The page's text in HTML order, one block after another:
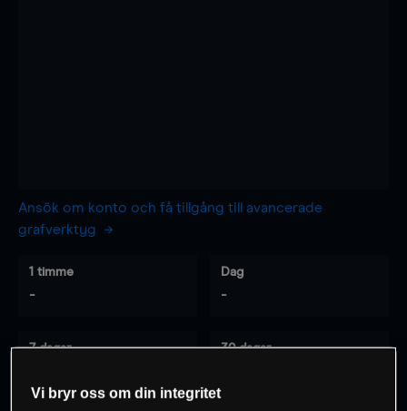
Ansök om konto och få tillgång till avancerade
grafverktyg
1 timme
-
Dag
-
7 dagar 30 dagar
Vi bryr oss om din integritet